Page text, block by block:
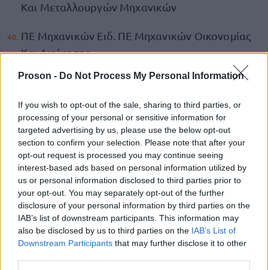
Proson - Do Not Process My Personal Information
If you wish to opt-out of the sale, sharing to third parties, or
processing of your personal or sensitive information for
targeted advertising by us, please use the below opt-out
section to confirm your selection. Please note that after your
opt-out request is processed you may continue seeing
interest-based ads based on personal information utilized by
us or personal information disclosed to third parties prior to
your opt-out. You may separately opt-out of the further
disclosure of your personal information by third parties on the
IAB’s list of downstream participants. This information may
also be disclosed by us to third parties on the IAB’s List of
Downstream Participants that may further disclose it to other
Και Μεταλλουργών Μηχανικών
ΠΕ Μηχανικών Ειδ. ΠΕ Μηχανικών Οικονομίας
Και Διοίκησης
ΠΕ Μηχανικών Ειδ. ΠΕ Μηχανικών Ορυκτών
ΠΕ Μηχανικών Ειδ. ΠΕ Μηχανικών Παραγωγής
Και Διοίκησης
ΠΕ Μηχανικών Ειδ. ΠΕ Μηχανικών
Περιβάλλοντος
ΠΕ Μηχανικών Ειδ. ΠΕ Μηχανικών Χωροταξίας,
Πολεοδομίας Και Ανάπτυξης
ΠΕ Μηχανικών Ειδ. ΠΕ Μηχανολόγων Και